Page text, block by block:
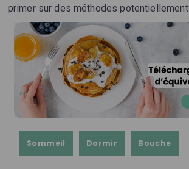
primer sur des méthodes
Sommeil Dormir Bouche